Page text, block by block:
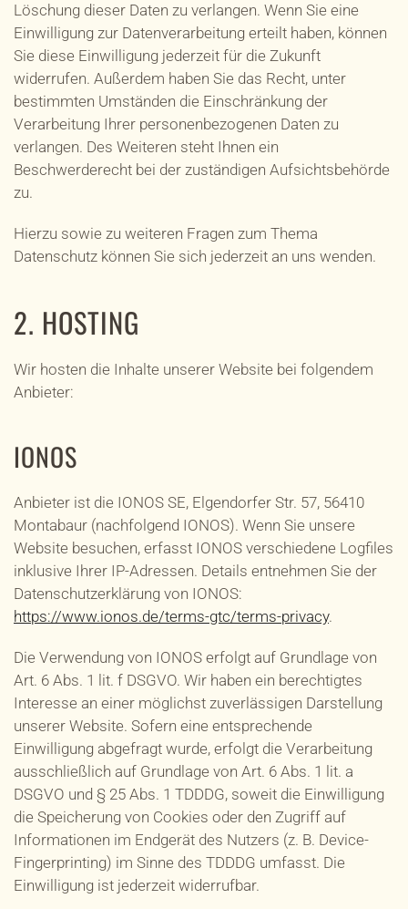
Löschung dieser Daten zu verlangen. Wenn Sie eine
Einwilligung zur Datenverarbeitung erteilt haben, können
Sie diese Einwilligung jederzeit für die Zukunft
widerrufen. Außerdem haben Sie das Recht, unter
bestimmten Umständen die Einschränkung der
Verarbeitung Ihrer personenbezogenen Daten zu
verlangen. Des Weiteren steht Ihnen ein
Beschwerderecht bei der zuständigen Aufsichtsbehörde
zu.
Hierzu sowie zu weiteren Fragen zum Thema
Datenschutz können Sie sich jederzeit an uns wenden.
2. HOSTING
Wir hosten die Inhalte unserer Website bei folgendem
Anbieter:
IONOS
Anbieter ist die IONOS SE, Elgendorfer Str. 57, 56410
Montabaur (nachfolgend IONOS). Wenn Sie unsere
Website besuchen, erfasst IONOS verschiedene Logfiles
inklusive Ihrer IP-Adressen. Details entnehmen Sie der
Datenschutzerklärung von IONOS:
https://www.ionos.de/terms-gtc/terms-privacy.
Die Verwendung von IONOS erfolgt auf Grundlage von
Art. 6 Abs. 1 lit. f DSGVO. Wir haben ein berechtigtes
Interesse an einer möglichst zuverlässigen Darstellung
unserer Website. Sofern eine entsprechende
Einwilligung abgefragt wurde, erfolgt die Verarbeitung
ausschließlich auf Grundlage von Art. 6 Abs. 1 lit. a
DSGVO und § 25 Abs. 1 TDDDG, soweit die Einwilligung
die Speicherung von Cookies oder den Zugriff auf
Informationen im Endgerät des Nutzers (z. B. Device-
Fingerprinting) im Sinne des TDDDG umfasst. Die
Einwilligung ist jederzeit widerrufbar.